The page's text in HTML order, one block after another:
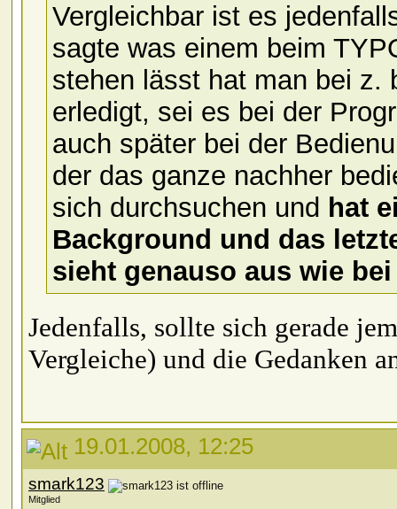
Vergleichbar ist es
sagte was einem beim
stehen lässt hat man bei z.
erledigt, sei es bei der
auch später bei der
der das ganze nachher
sich durchsuchen und hat
Background und das
sieht genauso aus wie
Jedenfalls, sollte sich gerade
Vergleiche) und die Gedanken
19.01.2008, 12:25
smark123
Mitglied